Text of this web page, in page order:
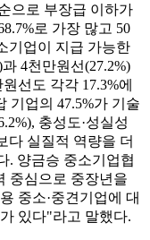
으로 부장급 이하가
로 가장 많고 50
기업이 지급 가능한
4천만원선(27.2%)
선도 각각 17.3%에
기업의 47.5%가 기술
충성도·성실성
다 실질적 역량을 더
. 양금승 중소기업협
중심으로 중장년을
중소·중견기업에 대
있다"라고 말했다.